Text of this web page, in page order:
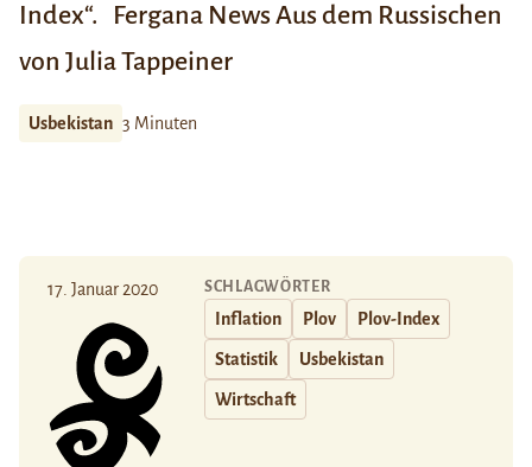
Index“.
Fergana NewsAus dem Russischen
von Julia Tappeiner
Usbekistan 3 Minuten
17. Januar 2020 SCHLAGWÖRTER
Inflation Plov Plov-Index
Statistik Usbekistan
Wirtschaft